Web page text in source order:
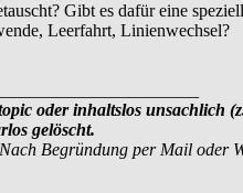
Gibt es dafür eine
Leerfahrt, Linienwechsel?
oder inhaltslos unsachlich
gelöscht.
Begründung per Mail oder